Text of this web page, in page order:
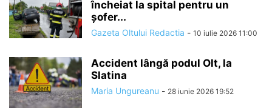
încheiat la spital pentru un
șofer...
Gazeta Oltului Redactia - 10 iulie 2026 11:00
Accident lângă podul Olt, la
Slatina
Maria Ungureanu - 28 iunie 2026 19:52